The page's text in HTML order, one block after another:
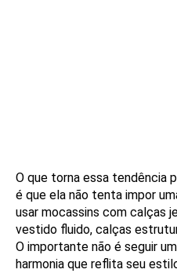
O que torna essa tendência
é que ela não tenta impor
usar mocassins com calças
vestido fluido, calças
O importante não é seguir
harmonia que reflita seu